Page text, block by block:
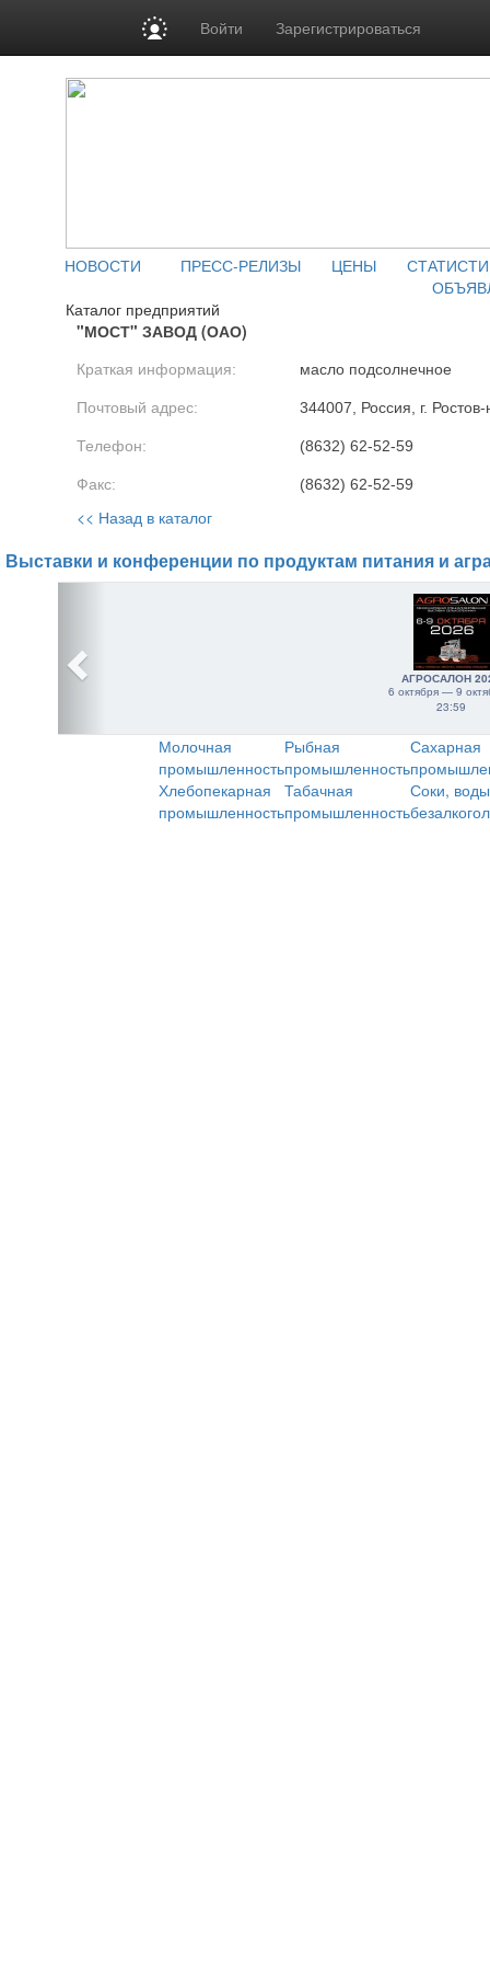
Войти Зарегистрироваться
НОВОСТИ ПРЕСС-РЕЛИЗЫ ЦЕНЫ
Каталог предприятий
"МОСТ" ЗАВОД (ОАО)
Краткая информация: масло подсолнечное
Почтовый адрес: 344007, Россия, г.
Телефон: (8632) 62-52-59
Факс: (8632) 62-52-59
<< Назад в каталог
Выставки и конференции по продуктам питания и
АГРОСАЛОН
6 октября — 9
23:59
Молочная
промышленность
Рыбная
промышленность
Сахарная
Хлебопекарная
промышленность
Табачная
промышленность
Соки,